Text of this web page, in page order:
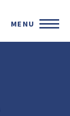
MENU